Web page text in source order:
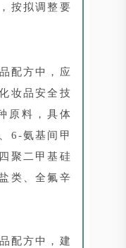
按拟调整要
配方中，应
妆品安全技
原料，具体
6-氨基间甲
聚二甲基硅
类、全氟辛
配方中，建